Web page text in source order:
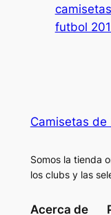
futbol
Camisetas de
Somos la tienda
los clubs y las
Acerca de